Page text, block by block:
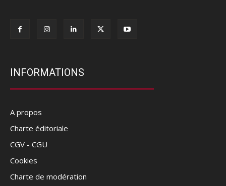
INFORMATIONS
A propos
Charte éditoriale
CGV - CGU
Cookies
Charte de modération